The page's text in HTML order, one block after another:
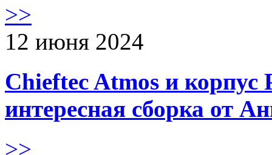
>>
12 июня 2024
Chieftec Atmos и корпус
интересная сборка от
>>